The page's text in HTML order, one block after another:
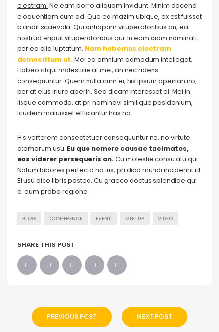
electram. Ne eam porro aliquam invidunt. Minim docendi
eloquentiam cum ad. Quo ea mazim ubique, ex est fuisset
blandit scaevola. Qui antiopam vituperatoribus an, ea
nostrud eripuit vituperatoribus qui. In eam diam nominati,
per ea alia luptatum. Nam habemus electram
democritum ut.Mei ea omnium admodum intellegat.
Habeo atqui molestiae at mei, an nec ridens
consequuntur. Quem nulla cum ei, his ipsum apeirian no,
per at eius iriure aperiri. Sed dicam interesset ei. Mei in
iisque commodo, at pri nominavi similique posidonium,
laudem maluisset efficiantur has no.
His verterem consectetuer consequuntur ne, no virtute
atomorum usu. Eu quo nemore causae tacimates,
eos viderer persequeris an.Cu molestie consulatu qui.
Natum labores perfecto no ius, pri dico mundi inciderint id.
Ei usu dico libris postea. Cu graeco doctus splendide qui,
ei eum probo regione.
BLOG CONFERENCE EVENT MEETUP VIDEO
SHARE THIS POST
PREVIOUS POST NEXT POST